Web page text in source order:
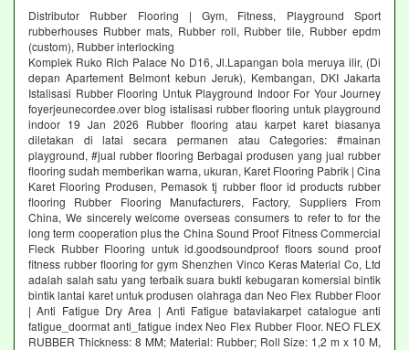
Distributor Rubber Flooring | Gym, Fitness, Playground Sport
rubberhouses Rubber mats, Rubber roll, Rubber tile, Rubber epdm
(custom), Rubber interlocking
Komplek Ruko Rich Palace No D16, Jl.Lapangan bola meruya ilir, (Di
depan Apartement Belmont kebun Jeruk), Kembangan, DKI Jakarta
Istalisasi Rubber Flooring Untuk Playground Indoor For Your Journey
foyerjeunecordee.over blog istalisasi rubber flooring untuk playground
indoor 19 Jan 2026 Rubber flooring atau karpet karet biasanya
diletakan di latai secara permanen atau Categories: #mainan
playground, #jual rubber flooring Berbagai produsen yang jual rubber
flooring sudah memberikan warna, ukuran, Karet Flooring Pabrik | Cina
Karet Flooring Produsen, Pemasok tj rubber floor id products rubber
flooring Rubber Flooring Manufacturers, Factory, Suppliers From
China, We sincerely welcome overseas consumers to refer to for the
long term cooperation plus the China Sound Proof Fitness Commercial
Fleck Rubber Flooring untuk id.goodsoundproof floors sound proof
fitness rubber flooring for gym Shenzhen Vinco Keras Material Co, Ltd
adalah salah satu yang terbaik suara bukti kebugaran komersial bintik
bintik lantai karet untuk produsen olahraga dan Neo Flex Rubber Floor
| Anti Fatigue Dry Area | Anti Fatigue bataviakarpet catalogue anti
fatigue_doormat anti_fatigue index Neo Flex Rubber Floor. NEO FLEX
RUBBER Thickness: 8 MM; Material: Rubber; Roll Size: 1,2 m x 10 M,